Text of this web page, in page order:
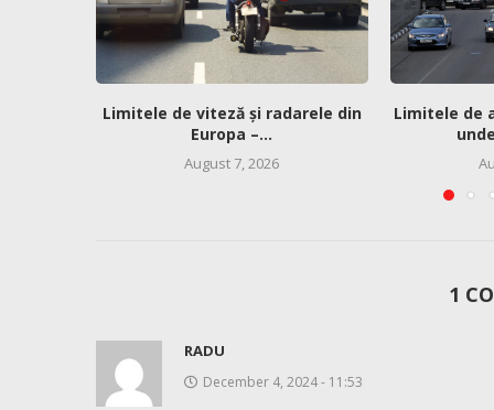
Limitele de viteză și radarele din
Europa –...
August 7, 2026
Limitele de
1
RADU
December 4, 2024 - 11:53